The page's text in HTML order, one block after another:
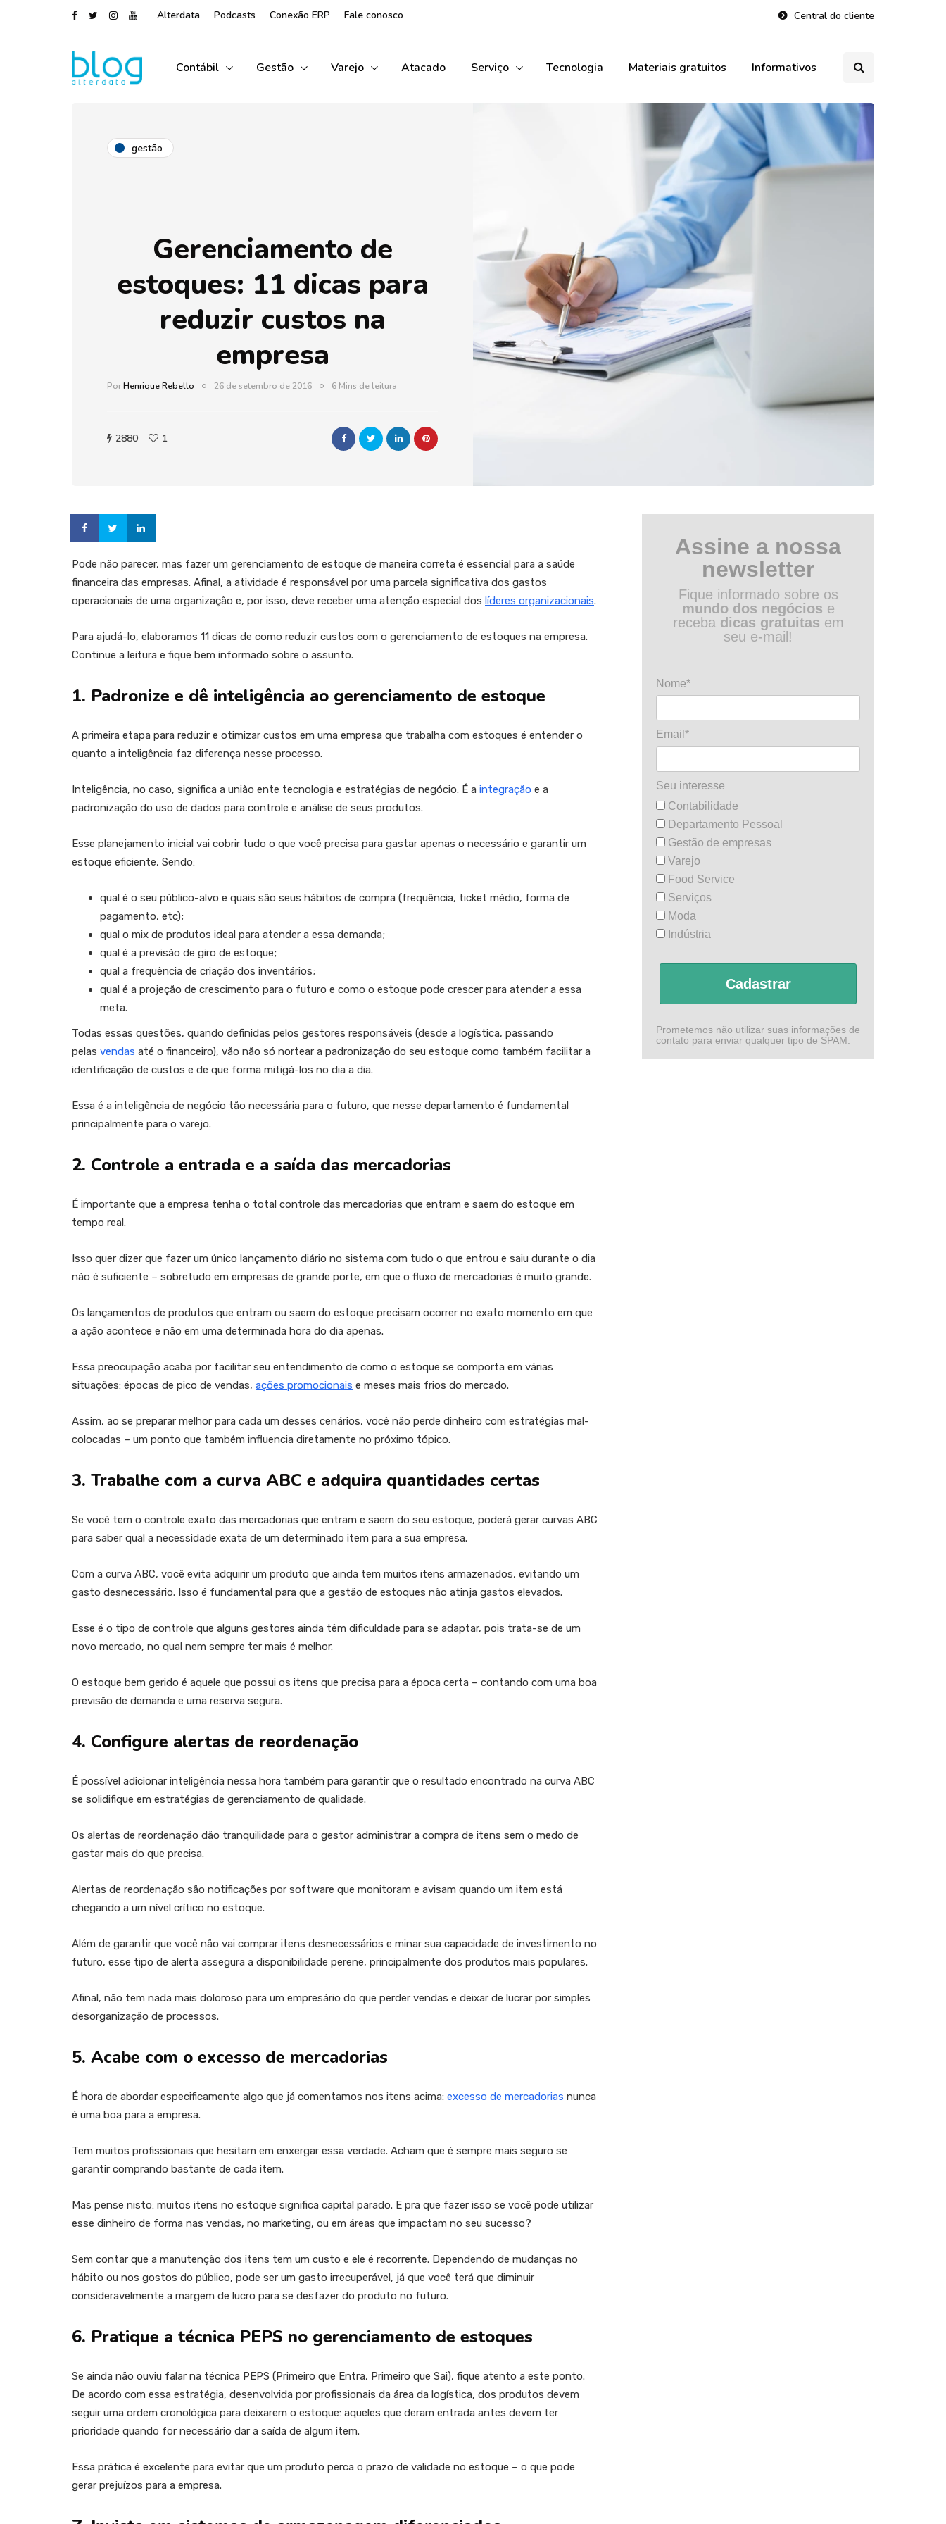
Alterdata Podcasts Conexão ERP Fale conosco Central do cliente
Contábil Gestão Varejo Atacado Serviço Tecnologia Materiais gratuitos Informativos
gestão
Gerenciamento de
estoques: 11 dicas para
reduzir custos na
empresa
PorHenrique Rebello 26 de setembro de 2016 6 Mins de leitura
2880 1
Pode não parecer, mas fazer um gerenciamento de estoque de maneira correta é essencial para a saúde
financeira das empresas. Afinal, a atividade é responsável por uma parcela significativa dos gastos
operacionais de uma organização e, por isso, deve receber uma atenção especial dos líderes organizacionais.
Para ajudá-lo, elaboramos 11 dicas de como reduzir custos com o gerenciamento de estoques na empresa.
Continue a leitura e fique bem informado sobre o assunto.
1. Padronize e dê inteligência ao gerenciamento de estoque
A primeira etapa para reduzir e otimizar custos em uma empresa que trabalha com estoques é entender o
quanto a inteligência faz diferença nesse processo.
Inteligência, no caso, significa a união ente tecnologia e estratégias de negócio. É a integração e a
padronização do uso de dados para controle e análise de seus produtos.
Esse planejamento inicial vai cobrir tudo o que você precisa para gastar apenas o necessário e garantir um
estoque eficiente, Sendo:
qual é o seu público-alvo e quais são seus hábitos de compra (frequência, ticket médio, forma de
pagamento, etc);
qual o mix de produtos ideal para atender a essa demanda;
qual é a previsão de giro de estoque;
qual a frequência de criação dos inventários;
qual é a projeção de crescimento para o futuro e como o estoque pode crescer para atender a essa
meta.
Todas essas questões, quando definidas pelos gestores responsáveis (desde a logística, passando
pelas vendas até o financeiro), vão não só nortear a padronização do seu estoque como também facilitar a
identificação de custos e de que forma mitigá-los no dia a dia.
Essa é a inteligência de negócio tão necessária para o futuro, que nesse departamento é fundamental
principalmente para o varejo.
2. Controle a entrada e a saída das mercadorias
É importante que a empresa tenha o total controle das mercadorias que entram e saem do estoque em
tempo real.
Isso quer dizer que fazer um único lançamento diário no sistema com tudo o que entrou e saiu durante o dia
não é suficiente – sobretudo em empresas de grande porte, em que o fluxo de mercadorias é muito grande.
Os lançamentos de produtos que entram ou saem do estoque precisam ocorrer no exato momento em que
a ação acontece e não em uma determinada hora do dia apenas.
Essa preocupação acaba por facilitar seu entendimento de como o estoque se comporta em várias
situações: épocas de pico de vendas, ações promocionais e meses mais frios do mercado.
Assim, ao se preparar melhor para cada um desses cenários, você não perde dinheiro com estratégias mal-
colocadas – um ponto que também influencia diretamente no próximo tópico.
3. Trabalhe com a curva ABC e adquira quantidades certas
Se você tem o controle exato das mercadorias que entram e saem do seu estoque, poderá gerar curvas ABC
para saber qual a necessidade exata de um determinado item para a sua empresa.
Com a curva ABC, você evita adquirir um produto que ainda tem muitos itens armazenados, evitando um
gasto desnecessário. Isso é fundamental para que a gestão de estoques não atinja gastos elevados.
Esse é o tipo de controle que alguns gestores ainda têm dificuldade para se adaptar, pois trata-se de um
novo mercado, no qual nem sempre ter mais é melhor.
O estoque bem gerido é aquele que possui os itens que precisa para a época certa – contando com uma boa
previsão de demanda e uma reserva segura.
4. Configure alertas de reordenação
É possível adicionar inteligência nessa hora também para garantir que o resultado encontrado na curva ABC
se solidifique em estratégias de gerenciamento de qualidade.
Os alertas de reordenação dão tranquilidade para o gestor administrar a compra de itens sem o medo de
gastar mais do que precisa.
Alertas de reordenação são notificações por software que monitoram e avisam quando um item está
chegando a um nível crítico no estoque.
Além de garantir que você não vai comprar itens desnecessários e minar sua capacidade de investimento no
futuro, esse tipo de alerta assegura a disponibilidade perene, principalmente dos produtos mais populares.
Afinal, não tem nada mais doloroso para um empresário do que perder vendas e deixar de lucrar por simples
desorganização de processos.
5. Acabe com o excesso de mercadorias
É hora de abordar especificamente algo que já comentamos nos itens acima: excesso de mercadorias nunca
é uma boa para a empresa.
Tem muitos profissionais que hesitam em enxergar essa verdade. Acham que é sempre mais seguro se
garantir comprando bastante de cada item.
Mas pense nisto: muitos itens no estoque significa capital parado. E pra que fazer isso se você pode utilizar
esse dinheiro de forma nas vendas, no marketing, ou em áreas que impactam no seu sucesso?
Sem contar que a manutenção dos itens tem um custo e ele é recorrente. Dependendo de mudanças no
hábito ou nos gostos do público, pode ser um gasto irrecuperável, já que você terá que diminuir
consideravelmente a margem de lucro para se desfazer do produto no futuro.
6. Pratique a técnica PEPS no gerenciamento de estoques
Se ainda não ouviu falar na técnica PEPS (Primeiro que Entra, Primeiro que Sai), fique atento a este ponto.
De acordo com essa estratégia, desenvolvida por profissionais da área da logística, dos produtos devem
seguir uma ordem cronológica para deixarem o estoque: aqueles que deram entrada antes devem ter
prioridade quando for necessário dar a saída de algum item.
Essa prática é excelente para evitar que um produto perca o prazo de validade no estoque – o que pode
gerar prejuízos para a empresa.
Assine a nossa
newsletter
Fique informado sobre os
mundo dos negócios e
receba dicas gratuitas em
seu e-mail!
Nome*
Email*
Seu interesse
Contabilidade
Departamento Pessoal
Gestão de empresas
Varejo
Food Service
Serviços
Moda
Indústria
Cadastrar
Prometemos não utilizar suas informações de
contato para enviar qualquer tipo de SPAM.